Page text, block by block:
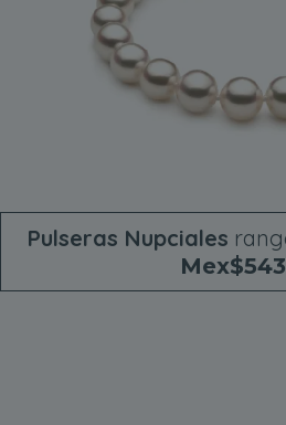
Pulseras Nupciales